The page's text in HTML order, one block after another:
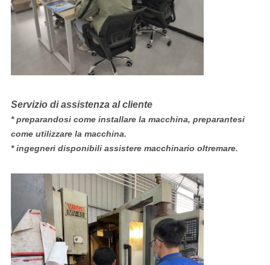
Servizio di assistenza al cliente
* preparandosi come installare la macchina, preparantesi
come utilizzare la macchina.
* ingegneri disponibili assistere macchinario oltremare.